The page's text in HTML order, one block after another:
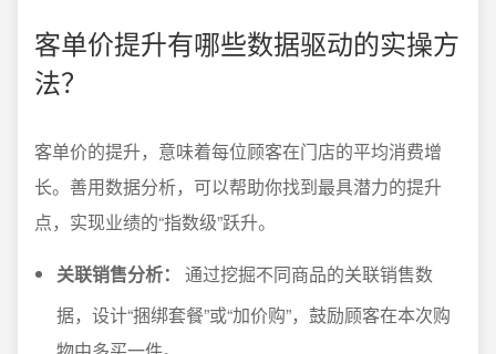
客单价提升有哪些数据驱动的实操方
法？
客单价的提升，意味着每位顾客在门店的平均消费增
长。善用数据分析，可以帮助你找到最具潜力的提升
点，实现业绩的“指数级”跃升。
关联销售分析：
通过挖掘不同商品的关联销售数
据，设计“捆绑套餐”或“加价购”，鼓励顾客在本次购